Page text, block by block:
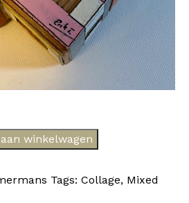
winkelwagen
Tags: Collage, Mixed